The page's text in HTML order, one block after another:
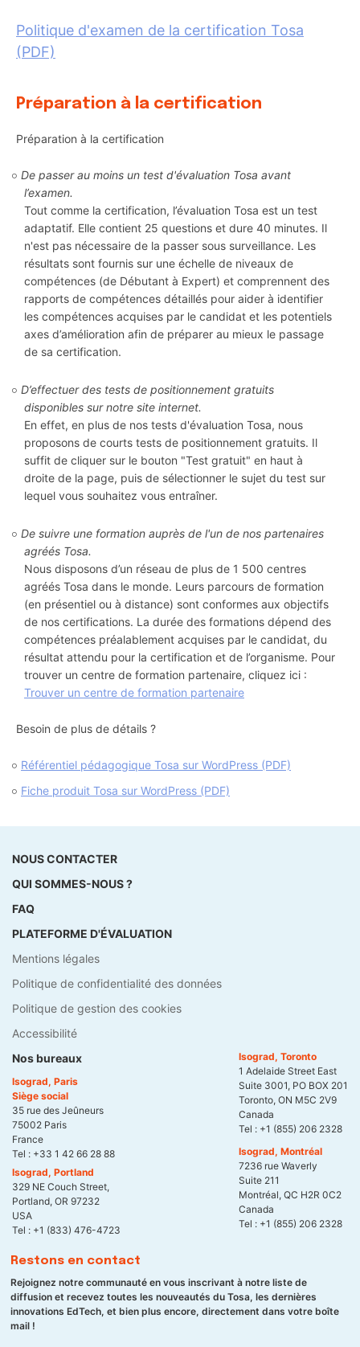
Politique d'examen de la certification Tosa
(PDF)
Préparation à la certification
Préparation à la certification
De passer au moins un test d'évaluation Tosa avant
l’examen.
Tout comme la certification, l’évaluation Tosa est un test
adaptatif. Elle contient 25 questions et dure 40 minutes. Il
n'est pas nécessaire de la passer sous surveillance. Les
résultats sont fournis sur une échelle de niveaux de
compétences (de Débutant à Expert) et comprennent des
rapports de compétences détaillés pour aider à identifier
les compétences acquises par le candidat et les potentiels
axes d’amélioration afin de préparer au mieux le passage
de sa certification.
D’effectuer des tests de positionnement gratuits
disponibles sur notre site internet.
En effet, en plus de nos tests d'évaluation Tosa, nous
proposons de courts tests de positionnement gratuits. Il
suffit de cliquer sur le bouton "Test gratuit" en haut à
droite de la page, puis de sélectionner le sujet du test sur
lequel vous souhaitez vous entraîner.
De suivre une formation auprès de l'un de nos partenaires
agréés Tosa.
Nous disposons d’un réseau de plus de 1 500 centres
agréés Tosa dans le monde. Leurs parcours de formation
(en présentiel ou à distance) sont conformes aux objectifs
de nos certifications. La durée des formations dépend des
compétences préalablement acquises par le candidat, du
résultat attendu pour la certification et de l’organisme. Pour
trouver un centre de formation partenaire, cliquez ici :
Trouver un centre de formation partenaire
Besoin de plus de détails ?
Référentiel pédagogique Tosa sur WordPress (PDF)
Fiche produit Tosa sur WordPress (PDF)
NOUS CONTACTER
QUI SOMMES-NOUS ?
FAQ
PLATEFORME D'ÉVALUATION
Mentions légales
Politique de confidentialité des données
Politique de gestion des cookies
Accessibilité
Nos bureaux
Isograd, Paris
Siège social
35 rue des Jeûneurs
75002 Paris
France
Tel : +33 1 42 66 28 88
Isograd, Portland
329 NE Couch Street,
Portland, OR 97232
USA
Tel : +1 (833) 476-4723
Isograd, Toronto
1 Adelaide Street East
Suite 3001, PO BOX 201
Toronto, ON M5C 2V9
Canada
Tel : +1 (855) 206 2328
Isograd, Montréal
7236 rue Waverly
Suite 211
Montréal, QC H2R 0C2
Canada
Tel : +1 (855) 206 2328
Restons en contact
Rejoignez notre communauté en vous inscrivant à notre liste de
diffusion et recevez toutes les nouveautés du Tosa, les dernières
innovations EdTech, et bien plus encore, directement dans votre boîte
mail !